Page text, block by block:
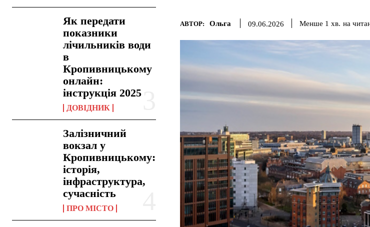
Як передати
показники
лічильників води
в
Кропивницькому
онлайн:
інструкція 2025
ДОВІДНИК
Залізничний
вокзал у
Кропивницькому:
історія,
інфраструктура,
сучасність
ПРО МІСТО
АВТОР: Ольга 09.06.2026 Менше 1 хв. на